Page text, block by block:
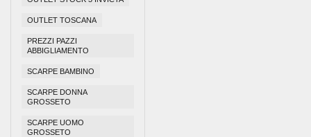
OUTLET TOSCANA
PREZZI PAZZI
ABBIGLIAMENTO
SCARPE BAMBINO
SCARPE DONNA
GROSSETO
SCARPE UOMO
GROSSETO